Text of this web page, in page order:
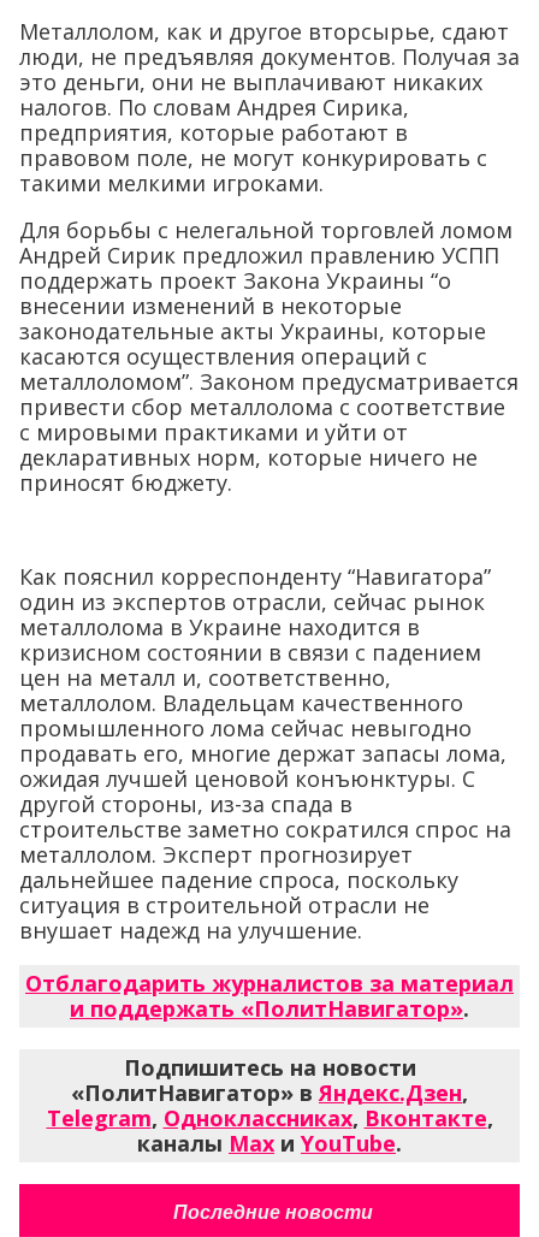
Металлолом, как и другое вторсырье, сдают
люди, не предъявляя документов. Получая за
это деньги, они не выплачивают никаких
налогов. По словам Андрея Сирика,
предприятия, которые работают в
правовом поле, не могут конкурировать с
такими мелкими игроками.
Для борьбы с нелегальной торговлей ломом
Андрей Сирик предложил правлению УСПП
поддержать проект Закона Украины “о
внесении изменений в некоторые
законодательные акты Украины, которые
касаются осуществления операций с
металлоломом”. Законом предусматривается
привести сбор металлолома с соответствие
с мировыми практиками и уйти от
декларативных норм, которые ничего не
приносят бюджету.
Как пояснил корреспонденту “Навигатора”
один из экспертов отрасли, сейчас рынок
металлолома в Украине находится в
кризисном состоянии в связи с падением
цен на металл и, соответственно,
металлолом. Владельцам качественного
промышленного лома сейчас невыгодно
продавать его, многие держат запасы лома,
ожидая лучшей ценовой конъюнктуры. С
другой стороны, из-за спада в
строительстве заметно сократился спрос на
металлолом. Эксперт прогнозирует
дальнейшее падение спроса, поскольку
ситуация в строительной отрасли не
внушает надежд на улучшение.
Отблагодарить журналистов за материал
и поддержать «ПолитНавигатор».
Подпишитесь на новости
«ПолитНавигатор» вЯндекс.Дзен,
Telegram, Одноклассниках, Вконтакте,
каналы Max и YouTube.
Последние новости